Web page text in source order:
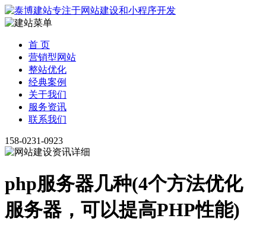
首 页
营销型网站
整站优化
经典案例
关于我们
服务资讯
联系我们
158-0231-0923
php服务器几种(4个方法优化
服务器，可以提高PHP性能)